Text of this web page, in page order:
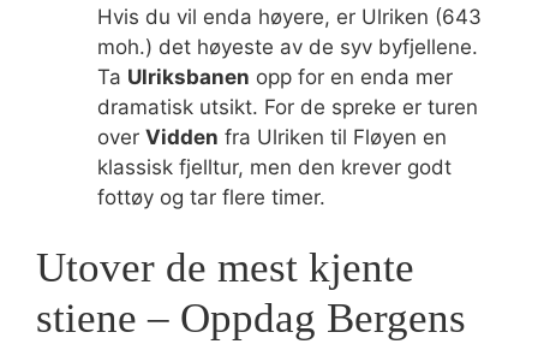
Hvis du vil enda høyere, er Ulriken (643
moh.) det høyeste av de syv byfjellene.
Ta Ulriksbanen opp for en enda mer
dramatisk utsikt. For de spreke er turen
over Vidden fra Ulriken til Fløyen en
klassisk fjelltur, men den krever godt
fottøy og tar flere timer.
Utover de mest kjente
stiene – Oppdag Bergens